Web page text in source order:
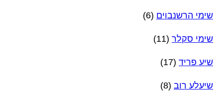
שימי הרשנבוים (6)
שימי סקלר (11)
שיע פריד (17)
שיעלע רוב (8)